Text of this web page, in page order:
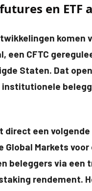
en
komen
een CFTC
Staten. Dat
direct een
Global Markets
beleggers via
rendement.